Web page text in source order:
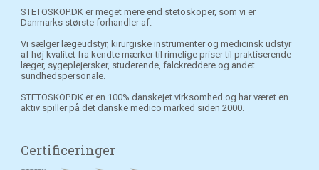
STETOSKOP.DK er meget mere end stetoskoper, som vi er
Danmarks største forhandler af.
Vi sælger lægeudstyr, kirurgiske instrumenter og medicinsk udstyr
af høj kvalitet fra kendte mærker til rimelige priser til praktiserende
læger, sygeplejersker, studerende, falckreddere og andet
sundhedspersonale.
STETOSKOP.DK er en 100% danskejet virksomhed og har været en
aktiv spiller på det danske medico marked siden 2000.
Certificeringer